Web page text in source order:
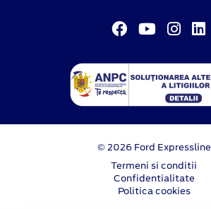
© 2026 Ford Expressline
Termeni si conditii
Confidentialitate
Politica cookies